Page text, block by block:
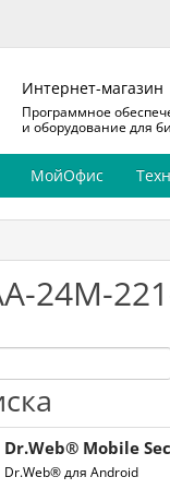
Интернет-магазин
Программное
и оборудование для
МойОфис
24M-
Dr.Web® Mobile
Dr.Web® для Android